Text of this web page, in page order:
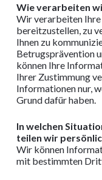
Wie verarbeiten
Wir verarbeiten
bereitzustellen, zu
Ihnen zu
Betrugsprävention
können Ihre
Ihrer Zustimmung
Informationen nur,
Grund dafür haben.
In welchen
teilen wir
Wir können
mit bestimmten